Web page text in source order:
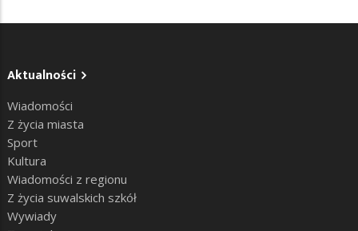
Aktualności
Wiadomości
Z życia miasta
Sport
Kultura
Wiadomości z regionu
Z życia suwalskich szkół
Wywiady